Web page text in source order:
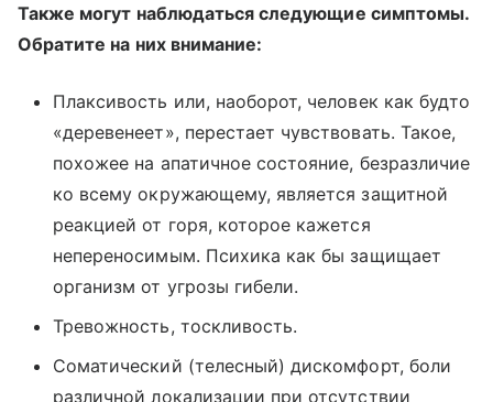
Также могут наблюдаться следующие симптомы.
Обратите на них внимание:
Плаксивость или, наоборот, человек как будто
«деревенеет», перестает чувствовать. Такое,
похожее на апатичное состояние, безразличие
ко всему окружающему, является защитной
реакцией от горя, которое кажется
непереносимым. Психика как бы защищает
организм от угрозы гибели.
Тревожность, тоскливость.
Соматический (телесный) дискомфорт, боли
различной локализации при отсутствии